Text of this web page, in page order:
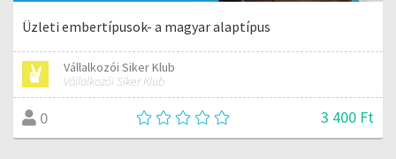
Üzleti embertípusok- a magyar alaptípus
Vállalkozói Siker Klub
Vállalkozói Siker Klub
0 3 400 Ft